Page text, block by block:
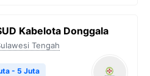
Kabelota Donggala
Tengah
- 5 Juta